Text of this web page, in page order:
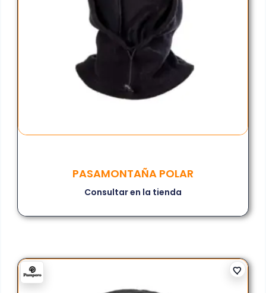
PASAMONTAÑA POLAR
Consultar en la tienda